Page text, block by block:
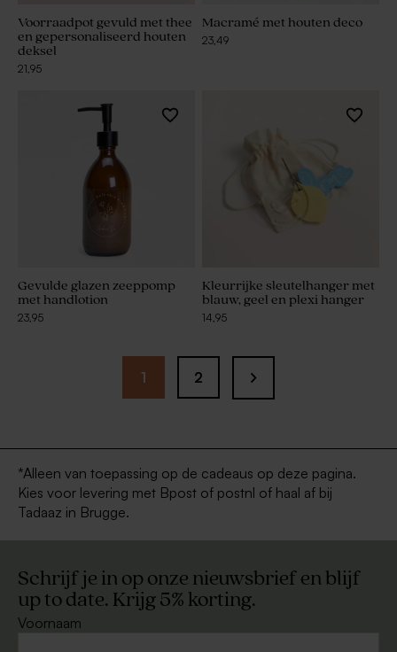
Voorraadpot gevuld met thee
en gepersonaliseerd houten
deksel
21,95
Macramé met houten deco
23,49
Gevulde glazen zeeppomp
met handlotion
23,95
Kleurrijke sleutelhanger met
blauw, geel en plexi hanger
14,95
1 2
*Alleen van toepassing op de cadeaus op deze pagina.
Kies voor levering met Bpost of postnl of haal af bij
Tadaaz in Brugge.
Schrijf je in op onze nieuwsbrief en blijf
up to date. Krijg 5% korting.
Voornaam